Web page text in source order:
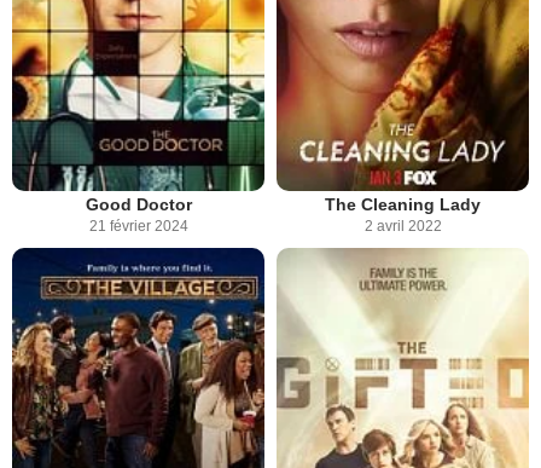
Good Doctor
21 février 2024
The Cleaning Lady
2 avril 2022